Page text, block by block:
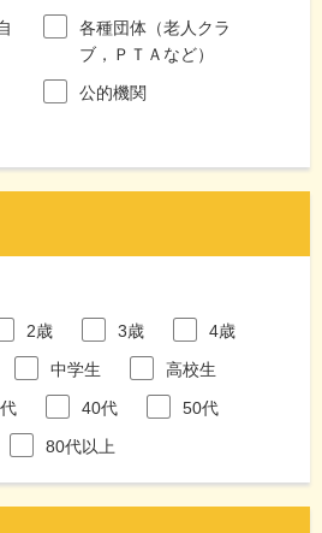
各種団体（老人クラ
ブ，ＰＴＡなど）
公的機関
2歳 3歳
4歳
中学生
高校生
40代
50代
80代以上